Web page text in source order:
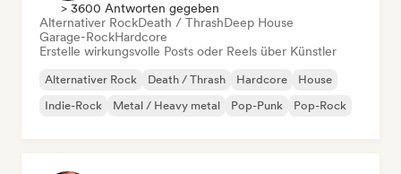
> 3600 Antworten gegeben
Alternativer RockDeath / ThrashDeep House
Garage-RockHardcore
Erstelle wirkungsvolle Posts oder Reels über Künstler
Alternativer Rock Death / Thrash Hardcore
House
Indie-Rock
Metal / Heavy metal Pop-Punk Pop-Rock